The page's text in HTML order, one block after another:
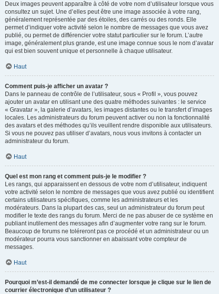
Deux images peuvent apparaître à côté de votre nom d’utilisateur lorsque vous
consultez un sujet. Une d’elles peut être une image associée à votre rang,
généralement représentée par des étoiles, des carrés ou des ronds. Elle
permet d’indiquer votre activité selon le nombre de messages que vous avez
publié, ou permet de différencier votre statut particulier sur le forum. L’autre
image, généralement plus grande, est une image connue sous le nom d’avatar
qui est bien souvent unique et personnelle à chaque utilisateur.
Haut
Comment puis-je afficher un avatar ?
Dans le panneau de contrôle de l’utilisateur, sous « Profil », vous pouvez
ajouter un avatar en utilisant une des quatre méthodes suivantes : le service
« Gravatar », la galerie d’avatars, les images distantes ou le transfert d’images
locales. Les administrateurs du forum peuvent activer ou non la fonctionnalité
des avatars et des méthodes qu’ils veuillent rendre disponible aux utilisateurs.
Si vous ne pouvez pas utiliser d’avatars, nous vous invitons à contacter un
administrateur du forum.
Haut
Quel est mon rang et comment puis-je le modifier ?
Les rangs, qui apparaissent en dessous de votre nom d’utilisateur, indiquent
votre activité selon le nombre de messages que vous avez publié ou identifient
certains utilisateurs spécifiques, comme les administrateurs et les
modérateurs. Dans la plupart des cas, seul un administrateur du forum peut
modifier le texte des rangs du forum. Merci de ne pas abuser de ce système en
publiant inutilement des messages afin d’augmenter votre rang sur le forum.
Beaucoup de forums ne toléreront pas ce procédé et un administrateur ou un
modérateur pourra vous sanctionner en abaissant votre compteur de
messages.
Haut
Pourquoi m’est-il demandé de me connecter lorsque je clique sur le lien de
courrier électronique d’un utilisateur ?